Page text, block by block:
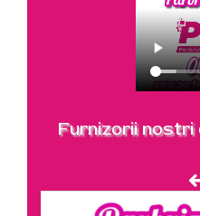
Furnizorii nostri